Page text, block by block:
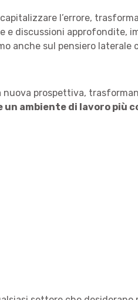
l’errore,
e discussioni approfondite,
anche sul pensiero laterale
nuova prospettiva,
ambiente di lavoro più